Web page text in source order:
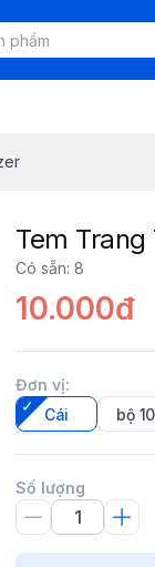
Tem
Có sẵn: 8
10.000đ
Đơn vị:
Cái
bộ
Số lượng